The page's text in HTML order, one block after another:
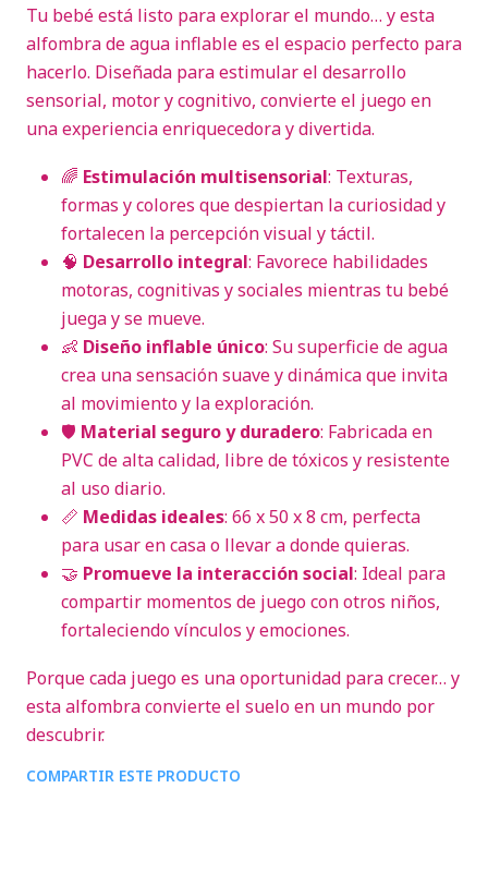
Tu bebé está listo para explorar el mundo… y esta
alfombra de agua inflable es el espacio perfecto para
hacerlo. Diseñada para estimular el desarrollo
sensorial, motor y cognitivo, convierte el juego en
una experiencia enriquecedora y divertida.
🌈 Estimulación multisensorial: Texturas,
formas y colores que despiertan la curiosidad y
fortalecen la percepción visual y táctil.
🧠 Desarrollo integral: Favorece habilidades
motoras, cognitivas y sociales mientras tu bebé
juega y se mueve.
👶 Diseño inflable único: Su superficie de agua
crea una sensación suave y dinámica que invita
al movimiento y la exploración.
🛡️ Material seguro y duradero: Fabricada en
PVC de alta calidad, libre de tóxicos y resistente
al uso diario.
📏 Medidas ideales: 66 x 50 x 8 cm, perfecta
para usar en casa o llevar a donde quieras.
🤝 Promueve la interacción social: Ideal para
compartir momentos de juego con otros niños,
fortaleciendo vínculos y emociones.
Porque cada juego es una oportunidad para crecer… y
esta alfombra convierte el suelo en un mundo por
descubrir.
COMPARTIR ESTE PRODUCTO